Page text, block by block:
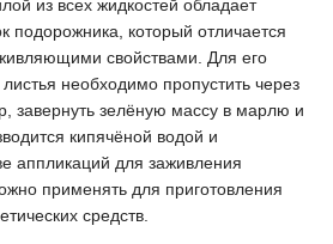
из всех жидкостей обладает
подорожника, который отличается
свойствами. Для его
необходимо пропустить через
завернуть зелёную массу в марлю и
кипячёной водой и
аппликаций для заживления
применять для приготовления
средств.